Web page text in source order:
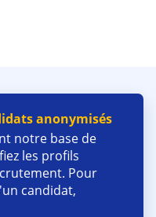
anonymisés
notre base de
les profils
Pour
candidat,